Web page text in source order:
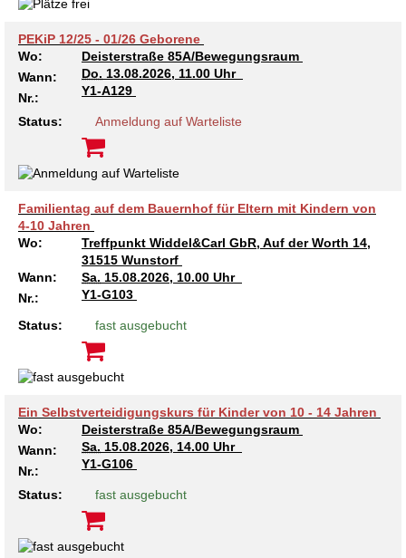
PEKiP 12/25 - 01/26 Geborene
Wo:
Deisterstraße 85A/Bewegungsraum
Wann:
Do. 13.08.2026, 11.00 Uhr
Nr.:
Y1-A129
Status: Anmeldung auf Warteliste
Familientag auf dem Bauernhof für Eltern mit Kindern von
4-10 Jahren
Wo:
Treffpunkt Widdel&Carl GbR, Auf der Worth 14,
31515 Wunstorf
Wann:
Sa. 15.08.2026, 10.00 Uhr
Nr.:
Y1-G103
Status: fast ausgebucht
Ein Selbstverteidigungskurs für Kinder von 10 - 14 Jahren
Wo:
Deisterstraße 85A/Bewegungsraum
Wann:
Sa. 15.08.2026, 14.00 Uhr
Nr.:
Y1-G106
Status: fast ausgebucht